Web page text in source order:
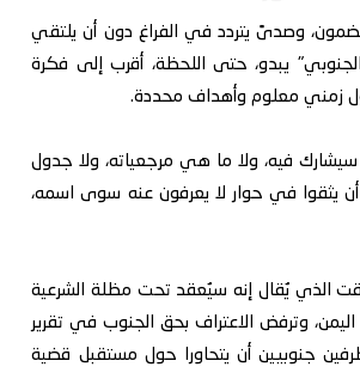
وصدىً يتردد في الفراغ دون أن يلتقي
يبدو، حتى اللحظة، أقرب إلى فكرة
زمني معلوم وأهداف محددة.
سيشارك فيه، ولا ما هي مرجعياته، ولا جدول
يثقوا في حوار لا يعرفون عنه سوى اسمه،
الوقت الذي يُقال إنه سيُعقد تحت مظلة الشرعية
وترفض الاعتراف بحق الجنوب في تقرير
جنوبيين أن يتحاورا حول مستقبل قضية